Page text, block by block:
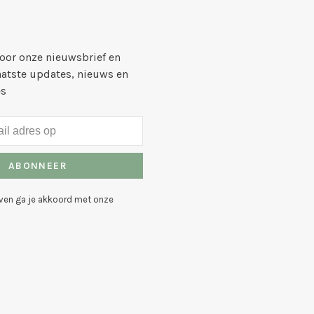
onze nieuwsbrief en
updates, nieuws en
ABONNEER
ga je akkoord met onze